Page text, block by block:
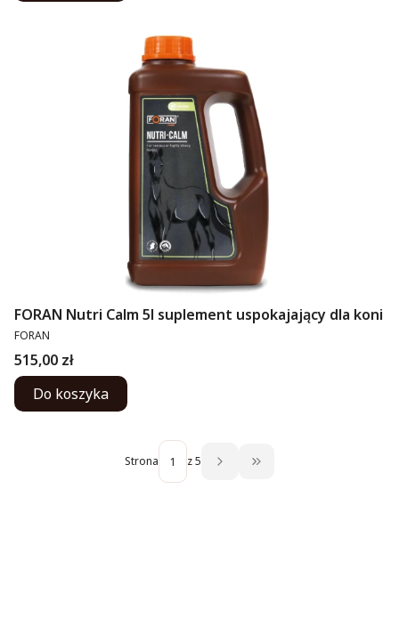
FORAN Nutri Calm 5l suplement uspokajający dla koni
PRODUCENT
FORAN
Cena
515,00 zł
Do koszyka
Strona z 5 Przejdź do ostatniej